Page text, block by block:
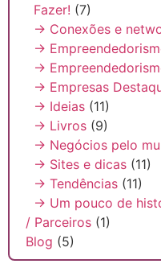
Fazer! (7)
→ Conexões e
→
→
→ Empresas
→ Ideias (11)
→ Livros (9)
→ Negócios pelo
→ Sites e dicas (11)
→ Tendências (11)
→ Um pouco de
/ Parceiros (1)
Blog (5)